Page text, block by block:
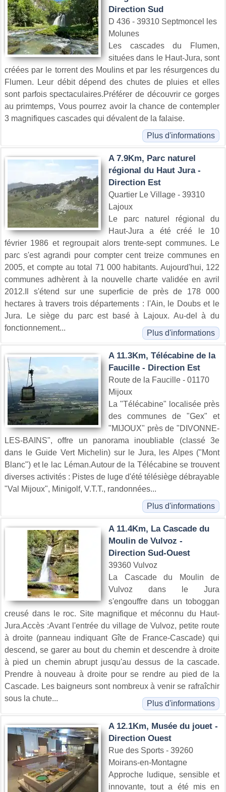
Direction Sud
D 436 - 39310 Septmoncel les
Molunes
Les cascades du Flumen,
situées dans le Haut-Jura, sont
créées par le torrent des Moulins et par les résurgences du
Flumen. Leur débit dépend des chutes de pluies et elles
sont parfois spectaculaires.Préférer de découvrir ce gorges
au primtemps, Vous pourrez avoir la chance de contempler
3 magnifiques cascades qui dévalent de la falaise.
Plus d'informations
A 7.9Km, Parc naturel
régional du Haut Jura -
Direction Est
Quartier Le Village - 39310
Lajoux
Le parc naturel régional du
Haut-Jura a été créé le 10
février 1986 et regroupait alors trente-sept communes. Le
parc s'est agrandi pour compter cent treize communes en
2005, et compte au total 71 000 habitants. Aujourd'hui, 122
communes adhèrent à la nouvelle charte validée en avril
2012.Il s'étend sur une superficie de près de 178 000
hectares à travers trois départements : l'Ain, le Doubs et le
Jura. Le siège du parc est basé à Lajoux. Au-del à du
fonctionnement...
Plus d'informations
A 11.3Km, Télécabine de la
Faucille - Direction Est
Route de la Faucille - 01170
Mijoux
La "Télécabine" localisée près
des communes de "Gex" et
"MIJOUX" près de "DIVONNE-
LES-BAINS", offre un panorama inoubliable (classé 3e
dans le Guide Vert Michelin) sur le Jura, les Alpes ("Mont
Blanc") et le lac Léman.Autour de la Télécabine se trouvent
diverses activités : Pistes de luge d'été télésiège débrayable
"Val Mijoux", Minigolf, V.T.T., randonnées...
Plus d'informations
A 11.4Km, La Cascade du
Moulin de Vulvoz -
Direction Sud-Ouest
39360 Vulvoz
La Cascade du Moulin de
Vulvoz dans le Jura
s'engouffre dans un toboggan
creusé dans le roc. Site magnifique et méconnu du Haut-
Jura.Accès :Avant l'entrée du village de Vulvoz, petite route
à droite (panneau indiquant Gîte de France-Cascade) qui
descend, se garer au bout du chemin et descendre à droite
à pied un chemin abrupt jusqu'au dessus de la cascade.
Prendre à nouveau à droite pour se rendre au pied de la
Cascade. Les baigneurs sont nombreux à venir se rafraîchir
sous la chute...
Plus d'informations
A 12.1Km, Musée du jouet -
Direction Ouest
Rue des Sports - 39260
Moirans-en-Montagne
Approche ludique, sensible et
innovante, tout a été mis en